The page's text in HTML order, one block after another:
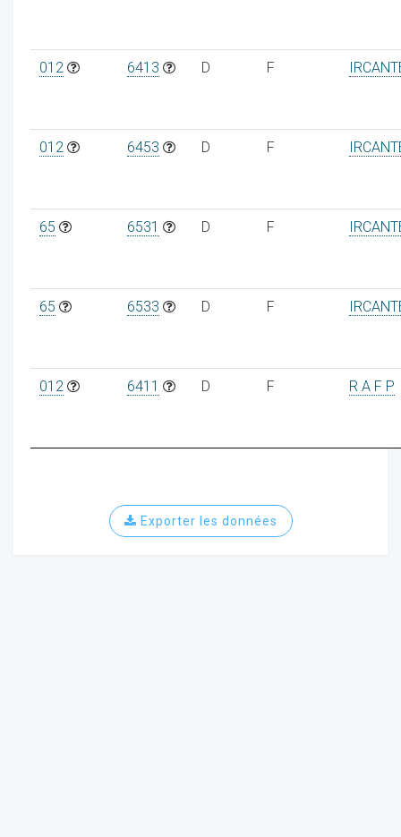
012 6413 D F
012 6453 D F
65 6531 D F
65 6533 D F
012 6411 D F R A F P
Exporter les données